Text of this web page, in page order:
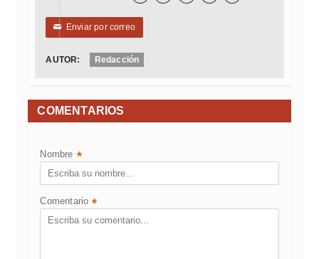
✉ Enviar por correo
AUTOR: Redacción
COMENTARIOS
Nombre *
Comentario *